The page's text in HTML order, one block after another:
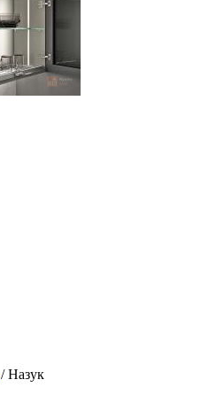
/ Назук